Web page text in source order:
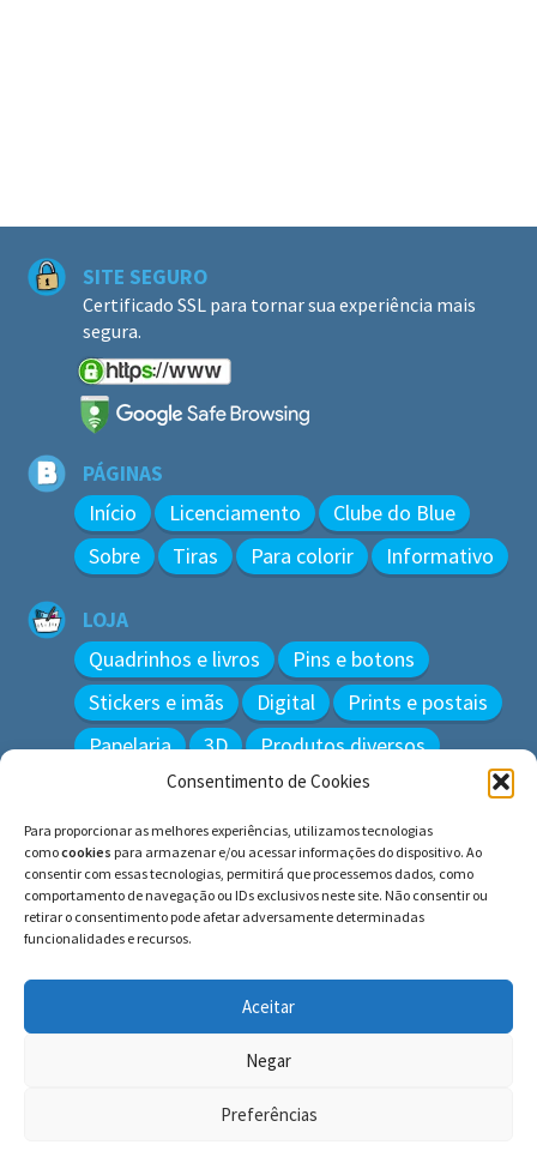
Consentimento de Cookies
Para proporcionar as melhores experiências, utilizamos tecnologias
comocookies para armazenar e/ou acessar informações do dispositivo. Ao
consentir com essas tecnologias, permitirá que processemos dados, como
comportamento de navegação ou IDs exclusivos neste site. Não consentir ou
retirar o consentimento pode afetar adversamente determinadas
funcionalidades e recursos.
Aceitar
Negar
Preferências
SITE SEGURO
Certificado SSL para tornar sua experiência mais
segura.
PÁGINAS
Início Licenciamento
Clube do Blue
Sobre
Tiras Para colorir Informativo
LOJA
Quadrinhos e livros
Pins e botons
Stickers e imãs
Digital
Prints e postais
Papelaria
3D Produtos diversos
Pesquisar
por:
© BLUE e os gatos ∙ todos os direitos reservados.
Histórias inspiradas em gatos reais. Adote e cuide dos
gatos!